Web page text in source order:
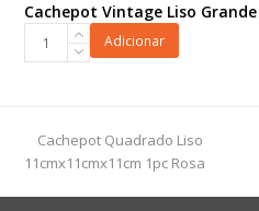
Cachepot Vintage Liso
Cachepot
Ouro
quantidade
Adicionar
previous
post:
Cachepot Quadrado Liso
11cmx11cmx11cm 1pc Rosa